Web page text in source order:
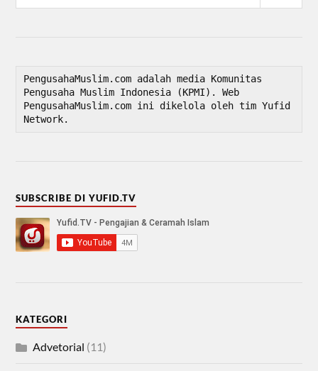
PengusahaMuslim.com adalah media Komunitas
Pengusaha Muslim Indonesia (KPMI). Web
PengusahaMuslim.com ini dikelola oleh tim Yufid
Network.
SUBSCRIBE DI YUFID.TV
KATEGORI
Advetorial (11)